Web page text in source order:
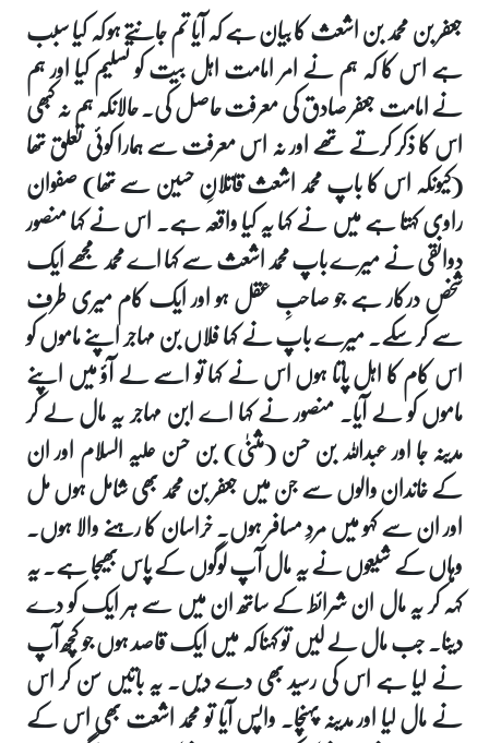
جعفر بن محمد بن اشعث کا بیان ہے کہ آیا تم جانتے ہو کہ کیا سبب
ہے اس کا کہ ہم نے امر امامت اہل بیت کو تسلیم کیا اور ہم
نے امامت جعفر صادق کی معرفت حاصل کی۔ حالانکہ ہم نہ کبھی
اس کا ذکر کرتے تھے اور نہ اس معرفت سے ہمارا کوئی تعلق تھا
(کیونکہ اس کا باپ محمد اشعث قاتلانِ حسین سے تھا) صفوان
راوی کہتا ہے میں نے کہا یہ کیا واقعہ ہے۔ اس نے کہا منصور
دوانقی نے میرے باپ محمد اشعث سے کہا اے محمد مجھے ایک
شخص درکار ہے جو صاحبِ عقل ہو اور ایک کام میری طرف
سے کر سکے۔ میرے باپ نے کہا فلاں بن مہاجر اپنے ماموں کو
اس کام کا اہل پاتا ہوں اس نے کہا تو اسے لے آؤ میں اپنے
ماموں کو لے آیا۔ منصور نے کہا اے ابن مہاجر یہ مال لے کر
مدینہ جا اور عبداللہ بن حسن (مثنیٰ) بن حسن علیہ السلام اور ان
کے خاندان والوں سے جن میں جعفر بن محمد بھی شامل ہوں مل
اور ان سے کہو میں مردِ مسافر ہوں۔ خراسان کا رہنے والا ہوں۔
وہاں کے شیعوں نے یہ مال آپ لوگوں کے پاس بھیجا ہے۔ یہ
کہہ کر یہ مال ان شرائط کے ساتھ ان میں سے ہر ایک کو دے
دینا۔ جب مال لے لیں تو کہنا کہ میں ایک قاصد ہوں جو کچھ آپ
نے لیا ہے اس کی رسید بھی دے دیں۔ یہ باتیں سن کر اس
نے مال لیا اور مدینہ پہنچا۔ واپس آیا تو محمد اشعت بھی اس کے